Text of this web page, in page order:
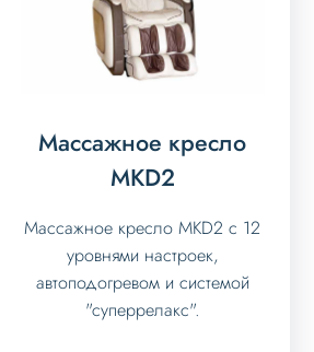
Массажное кресло
МKD2
Массажное кресло МKD2 с 12
уровнями настроек,
автоподогревом и системой
"суперрелакс".